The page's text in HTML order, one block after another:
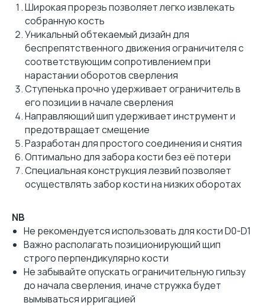
Широкая прорезь позволяет легко извлекать
собранную кость
Уникальный обтекаемый дизайн для
беспрепятственного движения ограничителя с
соответствующим сопротивлением при
нарастании оборотов сверления
Ступенька прочно удерживает ограничитель в
его позиции в начале сверления
Направляющий шип удерживает инструмент и
предотвращает смещение
Разработан для простого соединения и снятия
Оптимально для забора кости без её потери
Специальная конструкция лезвий позволяет
осуществлять забор кости на низких оборотах
NB
Не рекомендуется использовать для кости D0-D1
Важно располагать позиционирующий щип
строго перпендикулярно кости
Не забывайте опускать ограничительную гильзу
до начала сверления, иначе стружка будет
вымываться ирригацией